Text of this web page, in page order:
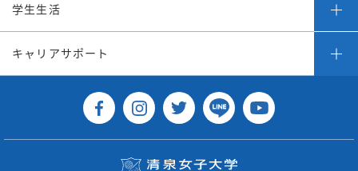
学生生活
キャリアサポート